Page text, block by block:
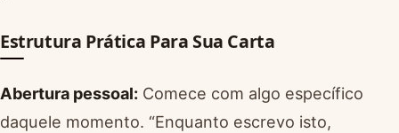
Estrutura Prática Para Sua Carta
Abertura pessoal: Comece com algo específico
daquele momento. “Enquanto escrevo isto,